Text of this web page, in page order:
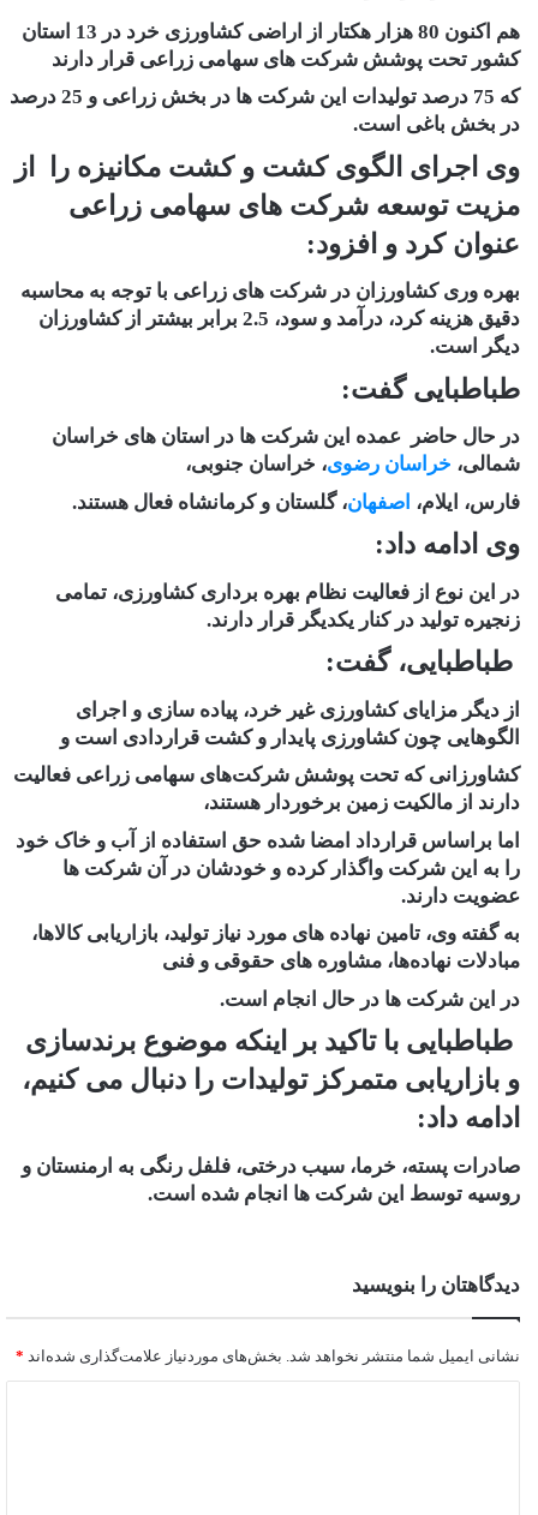
هم اکنون 80 هزار هکتار از اراضی کشاورزی خرد در 13 استان
کشور تحت پوشش شرکت های سهامی زراعی قرار دارند
که 75 درصد تولیدات این شرکت ها در بخش زراعی و 25 درصد
در بخش باغی است.
وی اجرای الگوی کشت و کشت مکانیزه را از
مزیت توسعه شرکت های سهامی زراعی
عنوان کرد و افزود:
بهره وری کشاورزان در شرکت های زراعی با توجه به محاسبه
دقیق هزینه کرد، درآمد و سود، 2.5 برابر بیشتر از کشاورزان
دیگر است.
طباطبایی گفت:
در حال حاضر عمده این شرکت ها در استان های خراسان
شمالی، خراسان رضوی، خراسان جنوبی،
فارس، ایلام، اصفهان، گلستان و کرمانشاه فعال هستند.
وی ادامه داد:
در این نوع از فعالیت نظام بهره برداری کشاورزی، تمامی
زنجیره تولید در کنار یکدیگر قرار دارند.
طباطبایی، گفت:
از دیگر مزایای کشاورزی غیر خرد، پیاده سازی و اجرای
الگوهایی چون کشاورزی پایدار و کشت قراردادی است و
کشاورزانی که تحت پوشش شرکت‌های سهامی زراعی فعالیت
دارند از مالکیت زمین برخوردار هستند،
اما براساس قرارداد امضا شده حق استفاده از آب و خاک خود
را به این شرکت واگذار کرده و خودشان در آن شرکت ها
عضویت دارند.
به گفته وی، تامین نهاده های مورد نیاز تولید، بازاریابی کالاها،
مبادلات نهاده‌ها، مشاوره های حقوقی و فنی
در این شرکت ها در حال انجام است.
طباطبایی با تاکید بر اینکه موضوع برندسازی
و بازاریابی متمرکز تولیدات را دنبال می کنیم،
ادامه داد:
صادرات پسته، خرما، سیب درختی، فلفل رنگی به ارمنستان و
روسیه توسط این شرکت ها انجام شده است.
دیدگاهتان را بنویسید
نشانی ایمیل شما منتشر نخواهد شد. بخش‌های موردنیاز علامت‌گذاری شده‌اند *